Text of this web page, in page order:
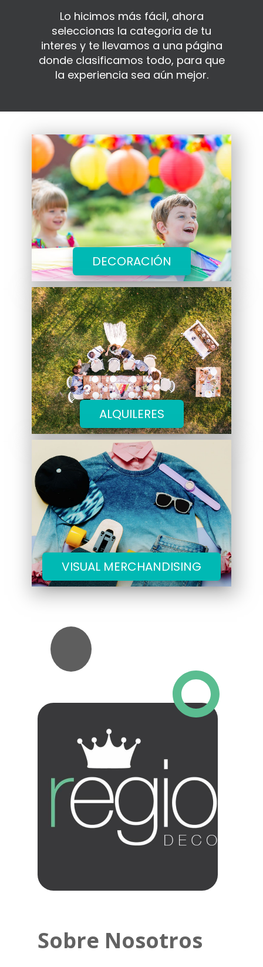
Lo hicimos más fácil, ahora
seleccionas la categoria de tu
interes y te llevamos a una página
donde clasificamos todo, para que
la experiencia sea aún mejor.
DECORACIÓN
ALQUILERES
VISUAL MERCHANDISING
Sobre Nosotros